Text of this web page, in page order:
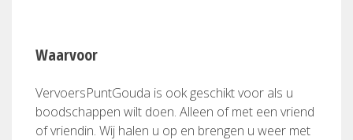
Waarvoor
VervoersPuntGouda is ook geschikt voor als u
boodschappen wilt doen. Alleen of met een vriend
of vriendin. Wij halen u op en brengen u weer met